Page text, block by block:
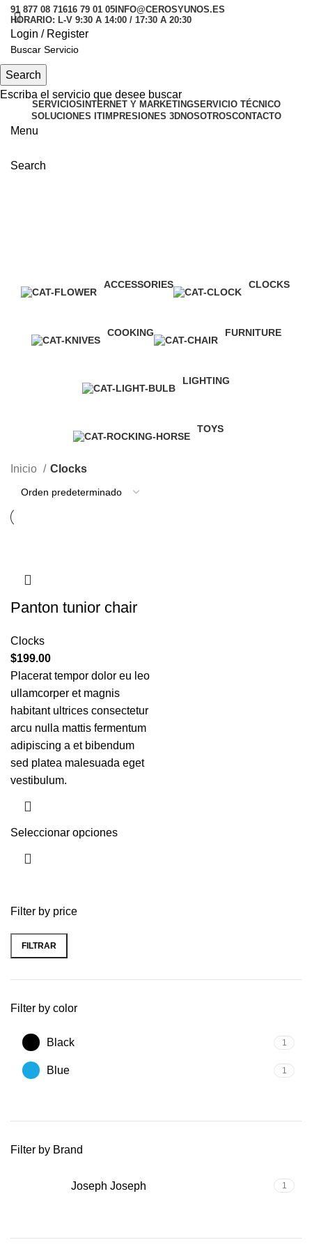
91 877 08 71616 79 01 05 INFO@CEROSYUNOS.ES
HORARIO: L-V 9:30 A 14:00 / 17:30 A 20:30
Login / Register
Search
SERVICIOS INTERNET Y MARKETINGSERVICIO TÉCNICO
SOLUCIONES ITIMPRESIONES 3DNOSOTROSCONTACTO
Menu
Search
ACCESSORIES
CLOCKS
COOKING
FURNITURE
LIGHTING
TOYS
Filter by price
FILTRAR
Filter by color
Black 1
Blue 1
Filter by Brand
Joseph Joseph 1
Inicio Clocks
Panton tunior chair
Clocks
$199.00
Placerat tempor dolor eu leo
ullamcorper et magnis
habitant ultrices consectetur
arcu nulla mattis fermentum
adipiscing a et bibendum
sed platea malesuada eget
vestibulum.
Seleccionar opciones
Search
Escriba el servicio que desee buscar